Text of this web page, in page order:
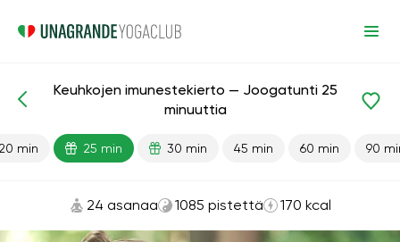
Keuhkot
Keuhkojen imunestekierto — Joogatunti 25
minuuttia
min 25 min 30 min 45 min 60 min 90
24 asanaa 1085 pistettä 170 kcal